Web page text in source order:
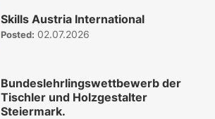
Skills Austria International
Posted: 02.07.2026
Bundeslehrlingswettbewerb der
Tischler und Holzgestalter
Steiermark.